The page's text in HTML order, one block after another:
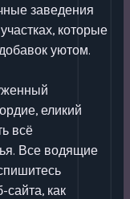
заведения
которые
уютом.
еликий
всё
Все водящие
как